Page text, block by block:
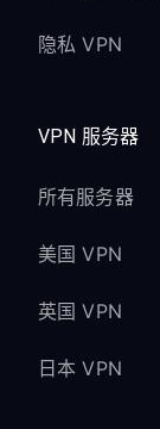
隐私 VPN
VPN 服务器
所有服务器
美国 VPN
英国 VPN
日本 VPN